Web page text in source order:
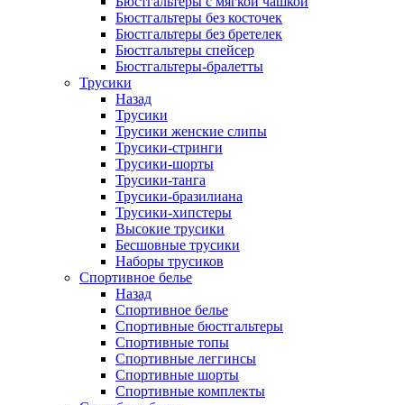
Бюстгальтеры без косточек
Бюстгальтеры без бретелек
Бюстгальтеры спейсер
Бюстгальтеры-бралетты
Трусики
Назад
Трусики
Трусики женские слипы
Трусики-стринги
Трусики-шорты
Трусики-танга
Трусики-бразилиана
Трусики-хипстеры
Высокие трусики
Бесшовные трусики
Наборы трусиков
Спортивное белье
Назад
Спортивное белье
Спортивные бюстгальтеры
Спортивные топы
Спортивные леггинсы
Спортивные шорты
Спортивные комплекты